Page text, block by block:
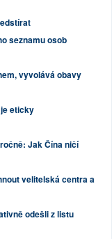
seznamu osob
vyvolává obavy
eticky
Jak Čína ničí
velitelská centra a
odešli z listu